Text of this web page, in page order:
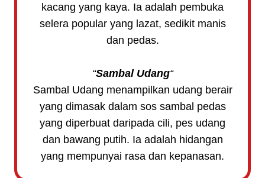
kacang yang kaya. Ia adalah pembuka
selera popular yang lazat, sedikit manis
dan pedas.
“Sambal Udang“
Sambal Udang menampilkan udang berair
yang dimasak dalam sos sambal pedas
yang diperbuat daripada cili, pes udang
dan bawang putih. Ia adalah hidangan
yang mempunyai rasa dan kepanasan.